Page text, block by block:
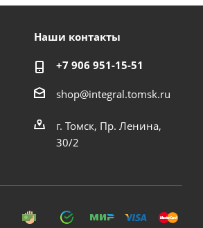
Наши контакты
+7 906 951-15-51
shop@integral.tomsk.ru
г. Томск, Пр. Ленина,
30/2